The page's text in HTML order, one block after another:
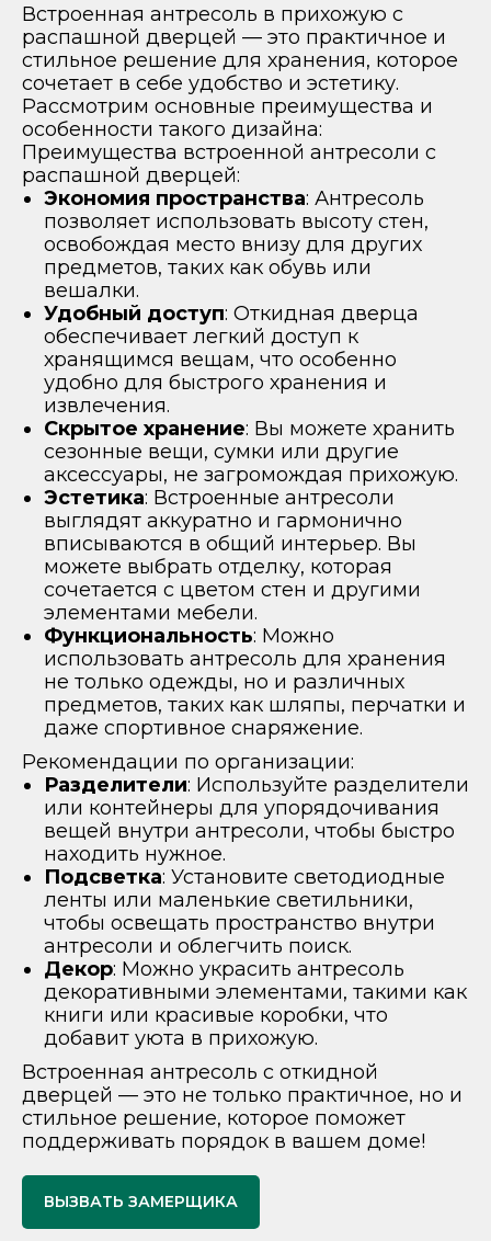
Встроенная антресоль в прихожую с
распашной дверцей — это практичное и
стильное решение для хранения, которое
сочетает в себе удобство и эстетику.
Рассмотрим основные преимущества и
особенности такого дизайна:
Преимущества встроенной антресоли с
распашной дверцей:
Экономия пространства: Антресоль
позволяет использовать высоту стен,
освобождая место внизу для других
предметов, таких как обувь или
вешалки.
Удобный доступ: Откидная дверца
обеспечивает легкий доступ к
хранящимся вещам, что особенно
удобно для быстрого хранения и
извлечения.
Скрытое хранение: Вы можете хранить
сезонные вещи, сумки или другие
аксессуары, не загромождая прихожую.
Эстетика: Встроенные антресоли
выглядят аккуратно и гармонично
вписываются в общий интерьер. Вы
можете выбрать отделку, которая
сочетается с цветом стен и другими
элементами мебели.
Функциональность: Можно
использовать антресоль для хранения
не только одежды, но и различных
предметов, таких как шляпы, перчатки и
даже спортивное снаряжение.
Рекомендации по организации:
Разделители: Используйте разделители
или контейнеры для упорядочивания
вещей внутри антресоли, чтобы быстро
находить нужное.
Подсветка: Установите светодиодные
ленты или маленькие светильники,
чтобы освещать пространство внутри
антресоли и облегчить поиск.
Декор: Можно украсить антресоль
декоративными элементами, такими как
книги или красивые коробки, что
добавит уюта в прихожую.
Встроенная антресоль с откидной
дверцей — это не только практичное, но и
стильное решение, которое поможет
поддерживать порядок в вашем доме!
ВЫЗВАТЬ ЗАМЕРЩИКА